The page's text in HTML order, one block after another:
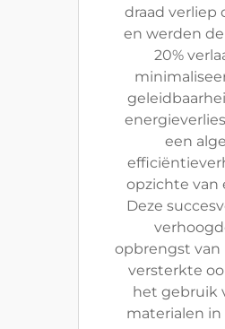
draad verliep
en werden
20%
een
opzichte van
Deze
opbrengst van
versterkte
het gebruik
materialen